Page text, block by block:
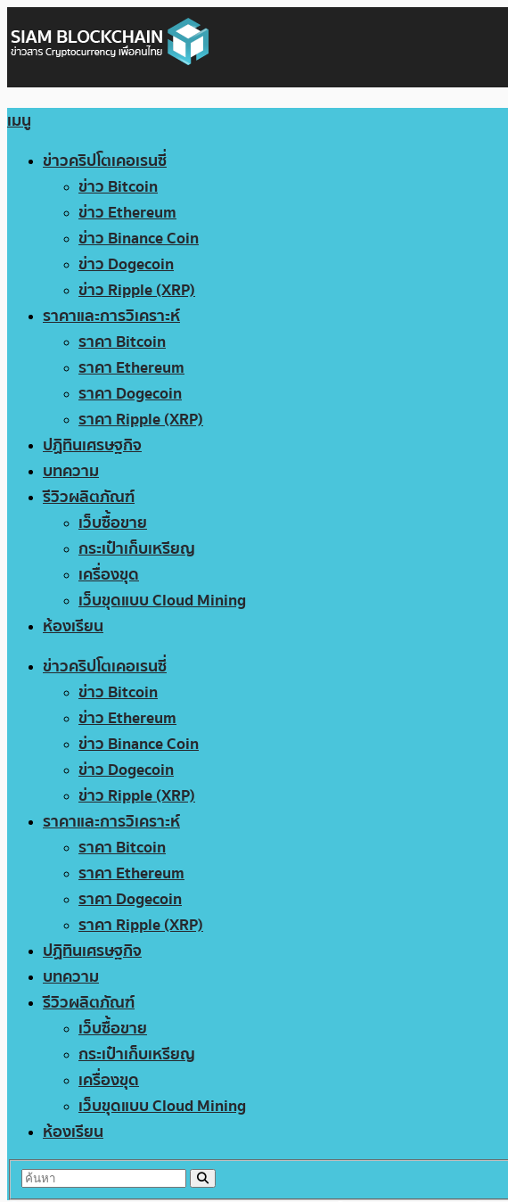
เมนู
ข่าวคริปโตเคอเรนซี่
ข่าว Bitcoin
ข่าว Ethereum
ข่าว Binance Coin
ข่าว Dogecoin
ข่าว Ripple (XRP)
ราคาและการวิเคราะห์
ราคา Bitcoin
ราคา Ethereum
ราคา Dogecoin
ราคา Ripple (XRP)
ปฏิทินเศรษฐกิจ
บทความ
รีวิวผลิตภัณฑ์
เว็บซื้อขาย
กระเป๋าเก็บเหรียญ
เครื่องขุด
เว็บขุดแบบ Cloud Mining
ห้องเรียน
ข่าวคริปโตเคอเรนซี่
ข่าว Bitcoin
ข่าว Ethereum
ข่าว Binance Coin
ข่าว Dogecoin
ข่าว Ripple (XRP)
ราคาและการวิเคราะห์
ราคา Bitcoin
ราคา Ethereum
ราคา Dogecoin
ราคา Ripple (XRP)
ปฏิทินเศรษฐกิจ
บทความ
รีวิวผลิตภัณฑ์
เว็บซื้อขาย
กระเป๋าเก็บเหรียญ
เครื่องขุด
เว็บขุดแบบ Cloud Mining
ห้องเรียน